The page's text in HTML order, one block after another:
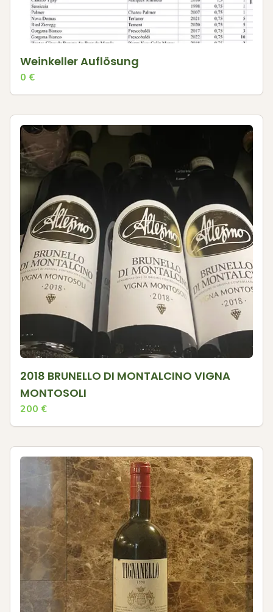
Weinkeller Auflösung
0 €
2018 BRUNELLO DI MONTALCINO VIGNA
MONTOSOLI
200 €